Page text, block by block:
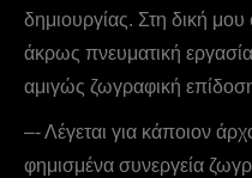
δημιουργίας. Στη δική μου
άκρως πνευματική
αμιγώς ζωγραφική
–- Λέγεται για κάποιον
φημισμένα συνεργεία